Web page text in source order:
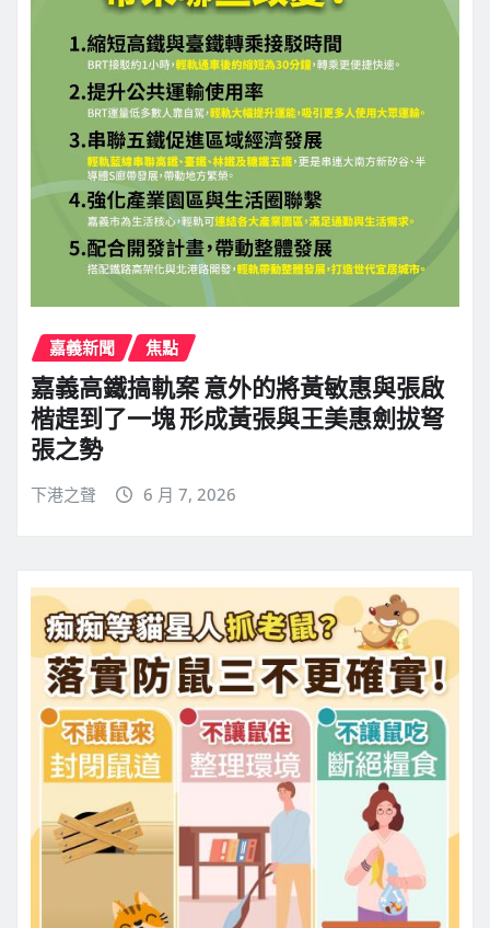
嘉義新聞 焦點
嘉義高鐵搞軌案 意外的將黃敏惠與張啟
楷趕到了一塊 形成黃張與王美惠劍拔弩
張之勢
下港之聲 6 月 7, 2026